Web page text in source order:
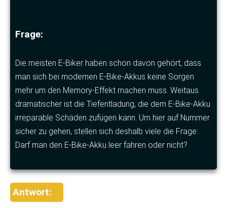
Frage:
Die meisten E-Biker haben schon davon gehört, dass
man sich bei modernen E-Bike-Akkus keine Sorgen
mehr um den Memory-Effekt machen muss. Weitaus
dramatischer ist die Tiefentladung, die dem E-Bike-Akku
irreparable Schäden zufügen kann. Um hier auf Nummer
sicher zu gehen, stellen sich deshalb viele die Frage:
Darf man den E-Bike-Akku leer fahren oder nicht?
Antwort: